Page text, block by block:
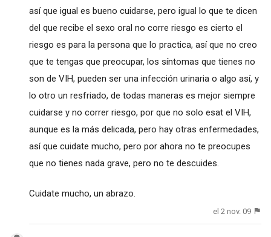
así que igual es bueno cuidarse, pero igual lo que te dicen
del que recibe el sexo oral no corre riesgo es cierto el
riesgo es para la persona que lo practica, así que no creo
que te tengas que preocupar, los síntomas que tienes no
son de VIH, pueden ser una infección urinaria o algo así, y
lo otro un resfriado, de todas maneras es mejor siempre
cuidarse y no correr riesgo, por que no solo esat el VIH,
aunque es la más delicada, pero hay otras enfermedades,
así que cuidate mucho, pero por ahora no te preocupes
que no tienes nada grave, pero no te descuides.
Cuidate mucho, un abrazo.
el 2 nov. 09